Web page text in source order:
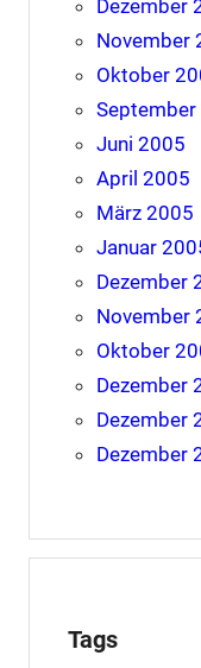
Dezember
November
Oktober
Juni 2005
April 2005
März 2005
Januar
Dezember
November
Oktober
Dezember
Dezember
Dezember
Tags